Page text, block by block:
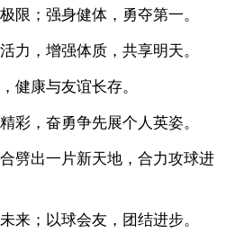
限；强身健体，勇夺第一。
力，增强体质，共享明天。
健康与友谊长存。
彩，奋勇争先展个人英姿。
劈出一片新天地，合力攻球进
来；以球会友，团结进步。